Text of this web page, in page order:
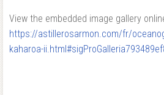
View the embedded image gallery
https://astillerosarmon.com/fr/
kaharoa-